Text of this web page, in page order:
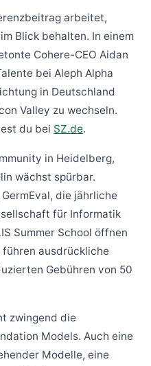
arbeitet,
Blick behalten. In einem
Cohere-CEO Aidan
bei Aleph Alpha
in Deutschland
Valley zu wechseln.
du bei SZ.de.
in Heidelberg,
wächst spürbar.
die jährliche
für Informatik
Summer School öffnen
führen ausdrückliche
Gebühren von 50
zwingend die
Models. Auch eine
Modelle, eine